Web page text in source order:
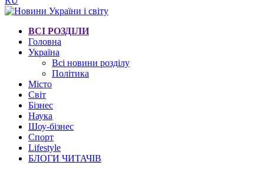
ВСІ РОЗДІЛИ
Головна
Україна
Всі новини розділу
Політика
Місто
Світ
Бізнес
Наука
Шоу-бізнес
Спорт
Lifestyle
БЛОГИ ЧИТАЧІВ